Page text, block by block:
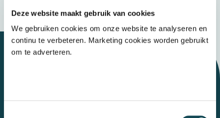
Deze website maakt gebruik van cookies
We gebruiken cookies om onze website te analyseren en
continu te verbeteren. Marketing cookies worden gebruikt
om te adverteren.